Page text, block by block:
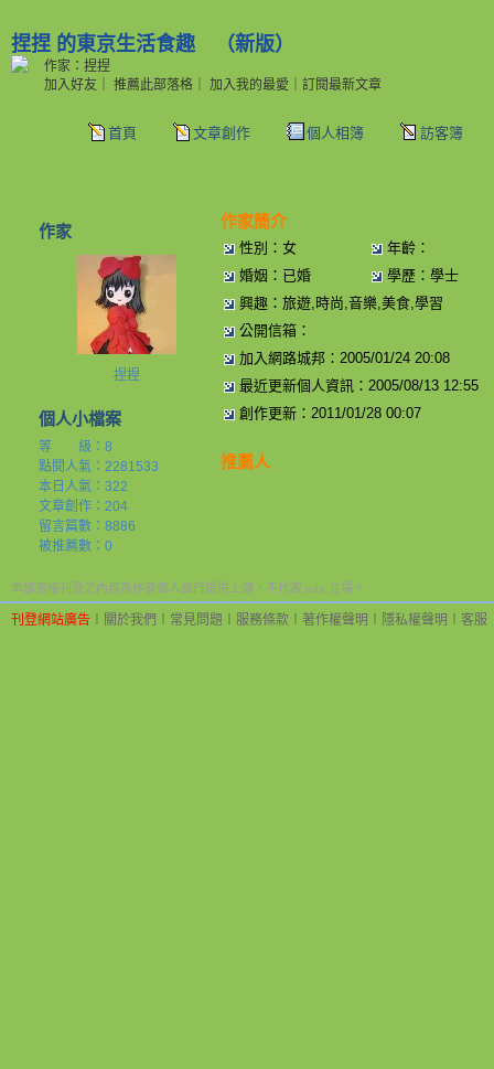
捏捏 的東京生活食趣 （新版）
首頁 文章創作 個人相簿 訪客簿
加入好友 推薦此部落格 加入我的最愛 訂閱最新文章
作家：捏捏
作家
捏捏
個人小檔案
等 級：8
點閱人氣：2281533
本日人氣：322
文章創作：204
留言篇數：8886
被推薦數： 0
作家簡介
性別：女
年齡：
婚姻：已婚
學歷：學士
興趣：旅遊,時尚,音樂,美食,學習
公開信箱：
加入網路城邦：2005/01/24 20:08
最近更新個人資訊：2005/08/13 12:55
創作更新：2011/01/28 00:07
推薦人
本部落格刊登之內容為作者個人自行提供上傳，不代表 udn 立場。
刊登網站廣告 關於我們 常見問題 服務條款 著作權聲明 隱私權聲明 客服